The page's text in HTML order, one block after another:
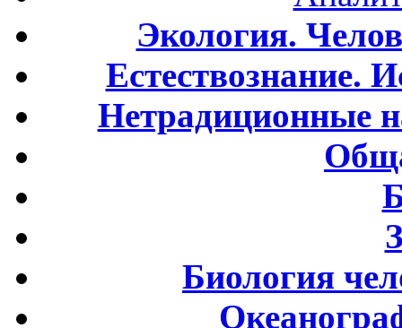
Экология.
Естествознание.
Нетрадиционные
Биология